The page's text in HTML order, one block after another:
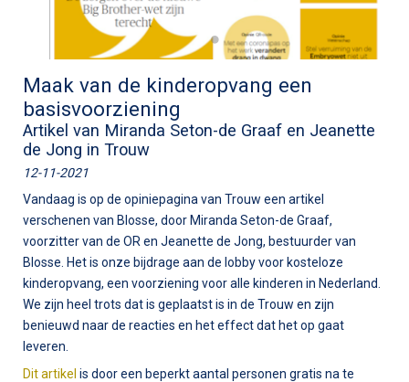
● ●
Maak van de kinderopvang een
basisvoorziening
Artikel van Miranda Seton-de Graaf en Jeanette
de Jong in Trouw
12-11-2021
Vandaag is op de opiniepagina van Trouw een artikel
verschenen van Blosse, door Miranda Seton-de Graaf,
voorzitter van de OR en Jeanette de Jong, bestuurder van
Blosse. Het is onze bijdrage aan de lobby voor kosteloze
kinderopvang, een voorziening voor alle kinderen in Nederland.
We zijn heel trots dat is geplaatst is in de Trouw en zijn
benieuwd naar de reacties en het effect dat het op gaat
leveren.
Dit artikel is door een beperkt aantal personen gratis na te